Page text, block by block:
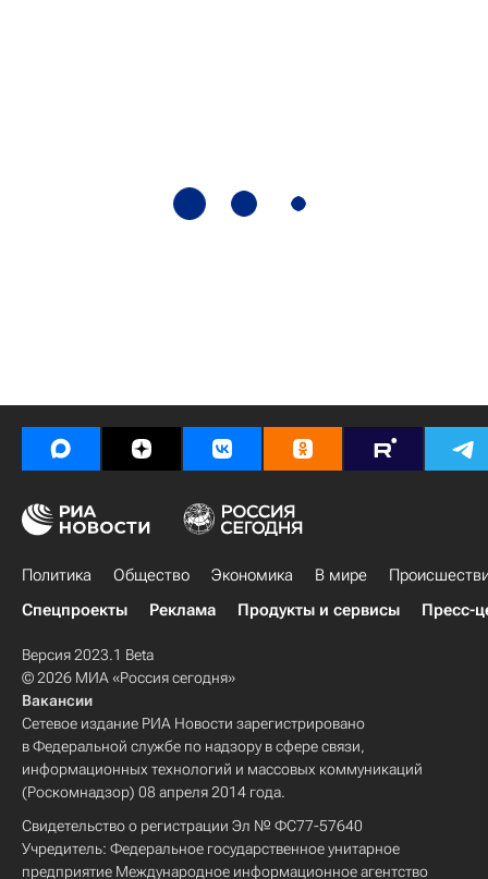
Политика Общество Экономика В мире
Спецпроекты
Реклама Продукты и сервисы Пресс-
Версия 2023.1 Beta
© 2026 МИА «Россия сегодня»
Вакансии
Сетевое издание РИА Новости зарегистрировано
в Федеральной службе по надзору в сфере связи,
информационных технологий и массовых коммуникаций
(Роскомнадзор) 08 апреля 2014 года.
Свидетельство о регистрации Эл № ФС77-57640
Учредитель: Федеральное государственное унитарное
предприятие Международное информационное агентство